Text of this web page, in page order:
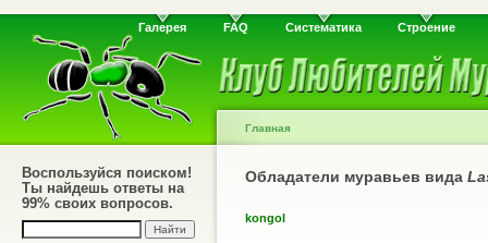
Галерея FAQ Систематика Строение
Воспользуйся поиском!
Ты найдешь ответы на
99% своих вопросов.
Главная
Обладатели муравьев вида
kongol